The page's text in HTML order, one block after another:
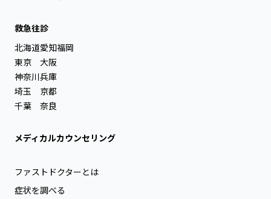
救急往診
北海道
東京
神奈川
埼玉
千葉
愛知
大阪
兵庫
京都
奈良
福岡
メディカルカウンセリング
ファストドクターとは
症状を調べる